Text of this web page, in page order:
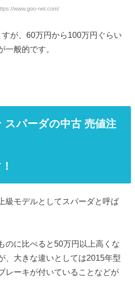
www.goo-net.com/
が、60万円から100万円ぐらい
一般的です。
スパーダの中古 売値注
級モデルとしてスパーダと呼ば
のに比べると50万円以上高くな
、大きな違いとしては2015年型
レーキが付いていることなどが